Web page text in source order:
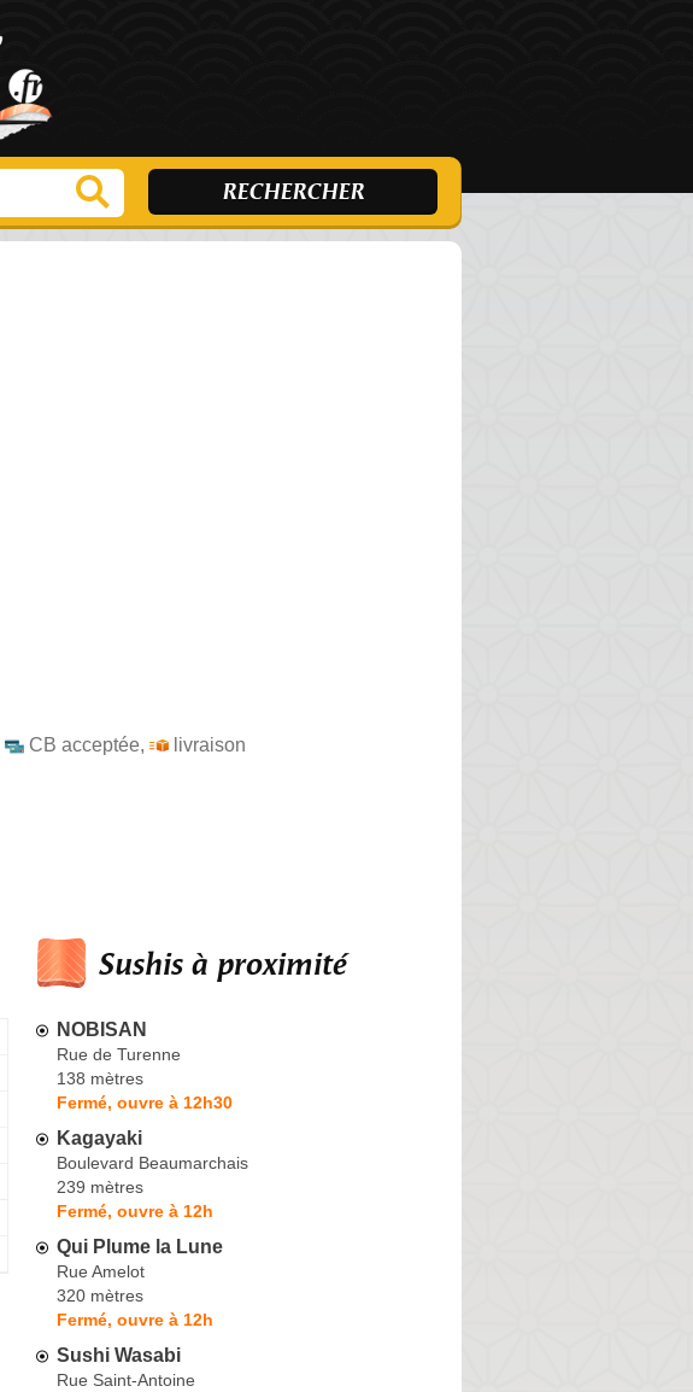
CB acceptée,
livraison
Sushis à proximité
NOBISAN
Rue de Turenne
138 mètres
Fermé, ouvre à 12h30
Kagayaki
Boulevard Beaumarchais
239 mètres
Fermé, ouvre à 12h
Qui Plume la Lune
Rue Amelot
320 mètres
Fermé, ouvre à 12h
Sushi Wasabi
Rue Saint-Antoine